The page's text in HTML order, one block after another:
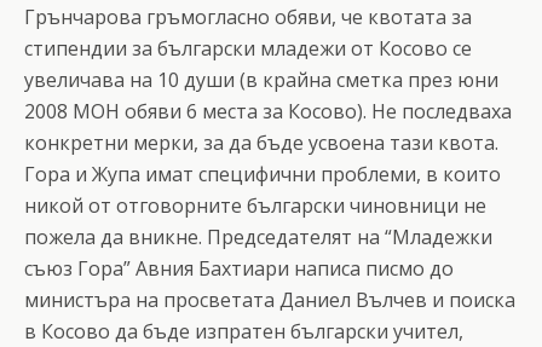
Грънчарова гръмогласно обяви, че квотата за
стипендии за български младежи от Косово се
увеличава на 10 души (в крайна сметка през юни
2008 МОН обяви 6 места за Косово). Не последваха
конкретни мерки, за да бъде усвоена тази квота.
Гора и Жупа имат специфични проблеми, в които
никой от отговорните български чиновници не
пожела да вникне. Председателят на “Младежки
съюз Гора” Авния Бахтиари написа писмо до
министъра на просветата Даниел Вълчев и поиска
в Косово да бъде изпратен български учител,